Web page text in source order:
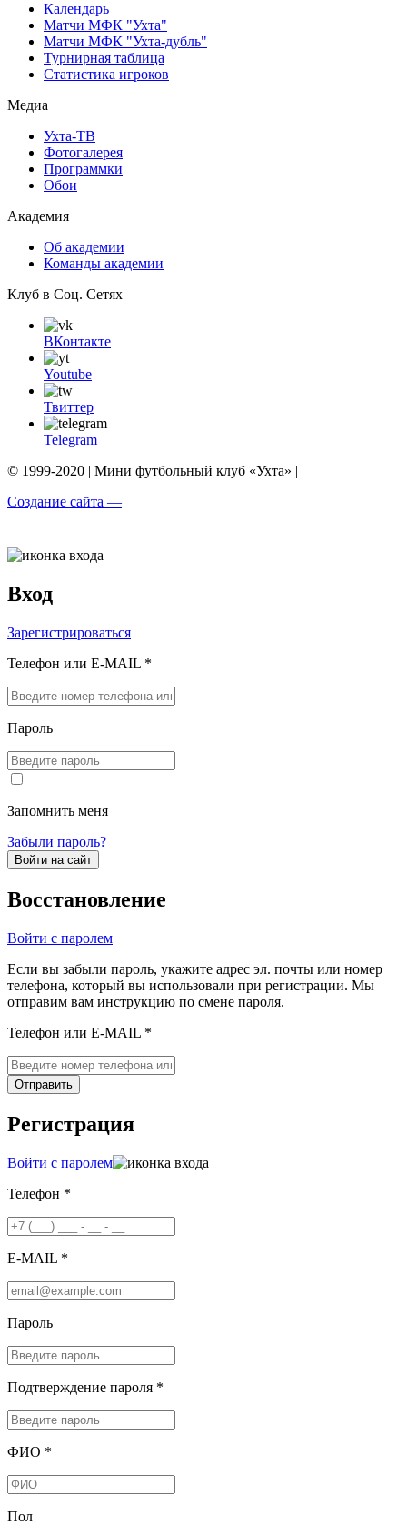
Календарь
Матчи МФК "Ухта"
Матчи МФК "Ухта-дубль"
Турнирная таблица
Статистика игроков
Медиа
Ухта-ТВ
Фотогалерея
Программки
Обои
Академия
Об академии
Команды академии
Клуб в Соц. Сетях
ВКонтакте
Youtube
Твиттер
Telegram
© 1999-2020 | Мини футбольный клуб «Ухта» |
Создание сайта —
Вход
Зарегистрироваться
Телефон или E-MAIL *
Пароль
Запомнить меня
Забыли пароль?
Войти на сайт
Восстановление
Войти с паролем
Если вы забыли пароль, укажите адрес эл. почты или номер
телефона, который вы использовали при регистрации. Мы
отправим вам инструкцию по смене пароля.
Телефон или E-MAIL *
Отправить
Регистрация
Войти с паролем
Телефон *
E-MAIL *
Пароль
Подтверждение пароля *
ФИО *
Пол